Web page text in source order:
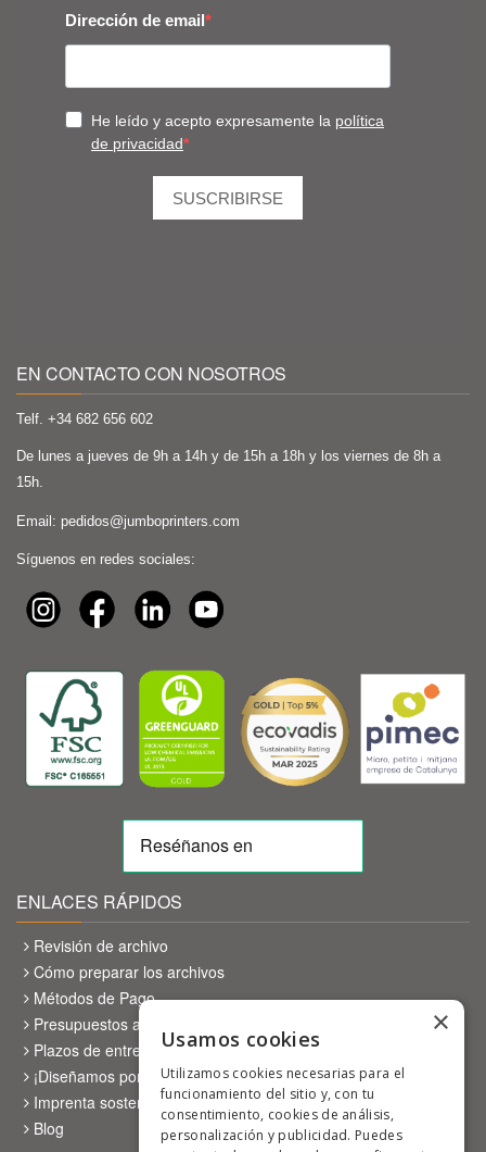
EN CONTACTO CON NOSOTROS
Telf. +34 682 656 602
De lunes a jueves de 9h a 14h y de 15h a 18h y los viernes de 8h a
15h.
Email: pedidos@jumboprinters.com
Síguenos en redes sociales:
ENLACES RÁPIDOS
Revisión de archivo
Cómo preparar los archivos
Métodos de Pago
Presupuestos a medida
Plazos de entrega
¡Diseñamos por ti!
Imprenta sostenible
Blog
×
Usamos cookies
Utilizamos cookies necesarias para el
funcionamiento del sitio y, con tu
consentimiento, cookies de análisis,
personalización y publicidad. Puedes